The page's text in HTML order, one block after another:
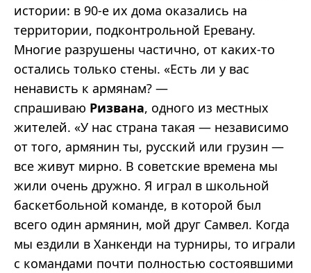
истории: в 90-е их дома оказались на
территории, подконтрольной Еревану.
Многие разрушены частично, от каких-то
остались только стены. «Есть ли у вас
ненависть к армянам? —
спрашиваю Ризвана, одного из местных
жителей. «У нас страна такая — независимо
от того, армянин ты, русский или грузин —
все живут мирно. В советские времена мы
жили очень дружно. Я играл в школьной
баскетбольной команде, в которой был
всего один армянин, мой друг Самвел. Когда
мы ездили в Ханкенди на турниры, то играли
с командами почти полностью состоявшими